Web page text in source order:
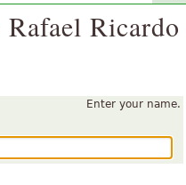
Rafael Ricardo
Enter your name.